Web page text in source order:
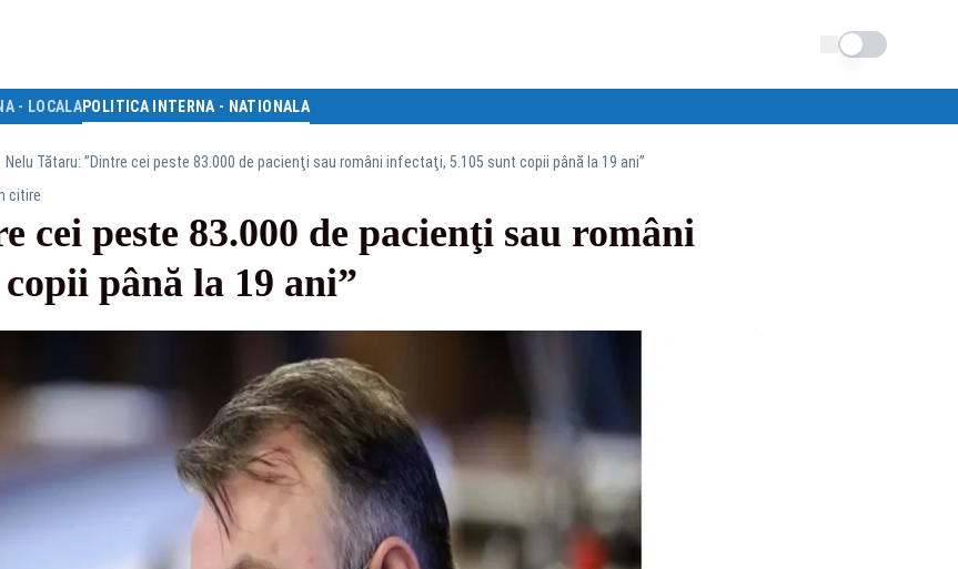
Schimba tema
- LOCALAPOLITICA INTERNA - NATIONALA
Nelu Tătaru: ”Dintre cei peste 83.000 de pacienţi sau români infectaţi, 5.105 sunt copii până la 19 ani”
citire
cei peste 83.000 de pacienţi sau români
până la 19 ani”